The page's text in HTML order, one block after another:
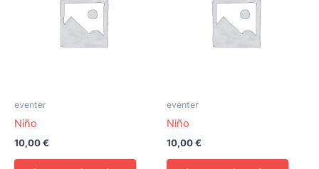
eventer
Niño
10,00€
eventer
Niño
10,00€